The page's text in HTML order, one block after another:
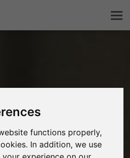
functions properly,
In addition, we use
Explorar la investigación
FAQ